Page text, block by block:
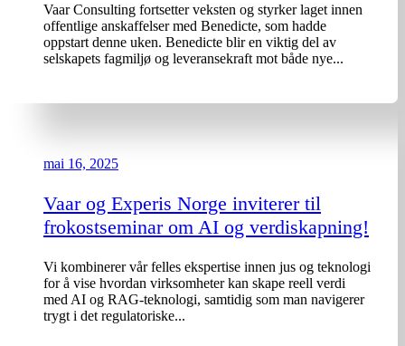
Vaar Consulting fortsetter veksten og styrker laget innen
offentlige anskaffelser med Benedicte, som hadde
oppstart denne uken. Benedicte blir en viktig del av
selskapets fagmiljø og leveransekraft mot både nye...
mai 16, 2025
Vaar og Experis Norge inviterer til
frokostseminar om AI og verdiskapning!
Vi kombinerer vår felles ekspertise innen jus og teknologi
for å vise hvordan virksomheter kan skape reell verdi
med AI og RAG-teknologi, samtidig som man navigerer
trygt i det regulatoriske...